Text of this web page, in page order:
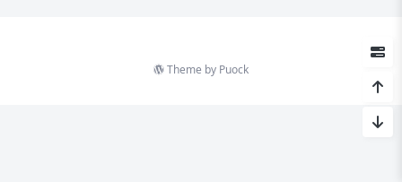
Theme by Puock